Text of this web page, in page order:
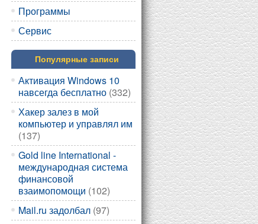
Программы
Сервис
Популярные записи
Активация Windows 10
навсегда бесплатно (332)
Хакер залез в мой
компьютер и управлял им
(137)
Gold line International -
международная система
финансовой
взаимопомощи (102)
Mail.ru задолбал (97)